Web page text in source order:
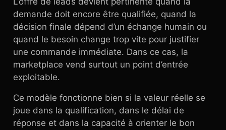
demande doit encore être qualifiée, quand la
décision finale dépend d’un échange humain ou
quand le besoin change trop vite pour justifier
une commande immédiate. Dans ce cas, la
marketplace vend surtout un point d’entrée
exploitable.
Ce modèle fonctionne bien si la valeur réelle se
joue dans la qualification, dans le délai de
réponse et dans la capacité à orienter le bon